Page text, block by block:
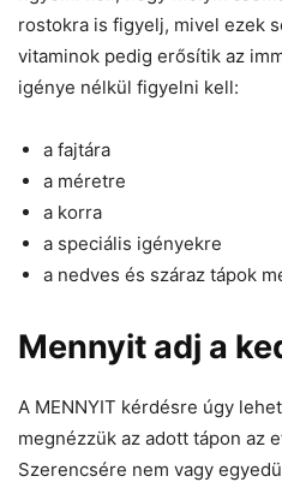
rostokra is figyelj, mivel ezek
vitaminok pedig erősítik az
igénye nélkül figyelni kell:
a fajtára
a méretre
a korra
a speciális igényekre
a nedves és száraz tápok
Mennyit adj a
A MENNYIT kérdésre úgy
megnézzük az adott tápon az
Szerencsére nem vagy